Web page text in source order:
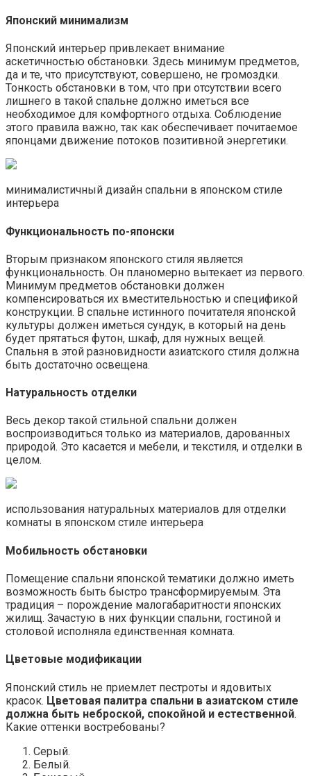
Японский минимализм
Японский интерьер привлекает внимание
аскетичностью обстановки. Здесь минимум предметов,
да и те, что присутствуют, совершено, не громоздки.
Тонкость обстановки в том, что при отсутствии всего
лишнего в такой спальне должно иметься все
необходимое для комфортного отдыха. Соблюдение
этого правила важно, так как обеспечивает почитаемое
японцами движение потоков позитивной энергетики.
минималистичный дизайн спальни в японском стиле
интерьера
Функциональность по-японски
Вторым признаком японского стиля является
функциональность. Он планомерно вытекает из первого.
Минимум предметов обстановки должен
компенсироваться их вместительностью и спецификой
конструкции. В спальне истинного почитателя японской
культуры должен иметься сундук, в который на день
будет прятаться футон, шкаф, для нужных вещей.
Спальня в этой разновидности азиатского стиля должна
быть достаточно освещена.
Натуральность отделки
Весь декор такой стильной спальни должен
воспроизводиться только из материалов, дарованных
природой. Это касается и мебели, и текстиля, и отделки в
целом.
использования натуральных материалов для отделки
комнаты в японском стиле интерьера
Мобильность обстановки
Помещение спальни японской тематики должно иметь
возможность быть быстро трансформируемым. Эта
традиция – порождение малогабаритности японских
жилищ. Зачастую в них функции спальни, гостиной и
столовой исполняла единственная комната.
Цветовые модификации
Японский стиль не приемлет пестроты и ядовитых
красок. Цветовая палитра спальни в азиатском стиле
должна быть неброской, спокойной и естественной.
Какие оттенки востребованы?
Серый.
Белый.